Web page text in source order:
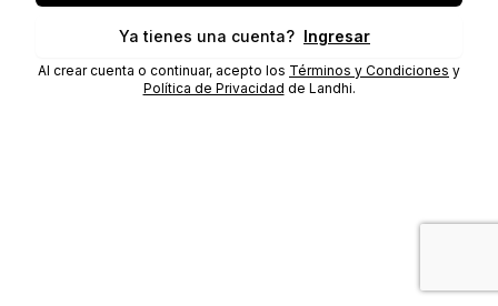
Ya tienes una cuenta? Ingresar
Al crear cuenta o continuar, acepto los Términos y Condiciones y
Política de Privacidad de Landhi.